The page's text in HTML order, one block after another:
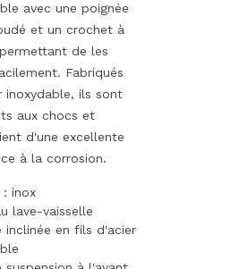
avec une poignée
et un crochet à
de les
Fabriqués
inoxydable, ils sont
aux chocs et
d'une excellente
à la corrosion.
: inox
lave-vaisselle
inclinée en fils d'acier